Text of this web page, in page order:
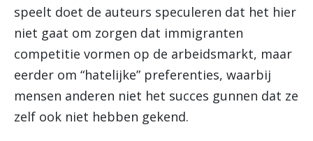
speelt doet de auteurs speculeren dat het hier
niet gaat om zorgen dat immigranten
competitie vormen op de arbeidsmarkt, maar
eerder om “hatelijke” preferenties, waarbij
mensen anderen niet het succes gunnen dat ze
zelf ook niet hebben gekend.